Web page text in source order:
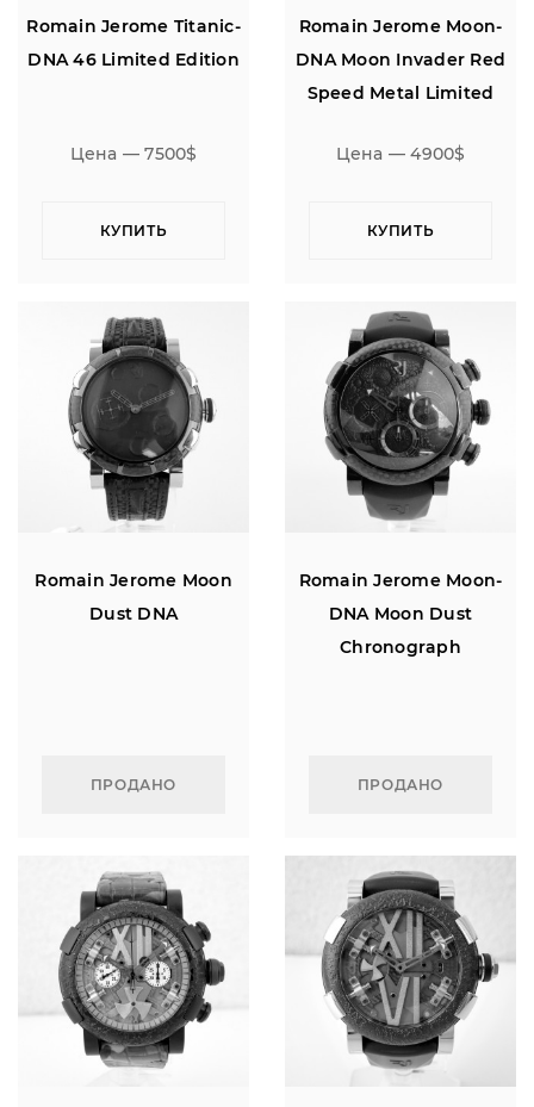
Romain Jerome Titanic-
DNA 46 Limited Edition
Цена — 7500$
КУПИТЬ
Romain Jerome Moon-
DNA Moon Invader Red
Speed Metal Limited
Цена — 4900$
КУПИТЬ
Romain Jerome Moon
Dust DNA
ПРОДАНО
Romain Jerome Moon-
DNA Moon Dust
Chronograph
ПРОДАНО